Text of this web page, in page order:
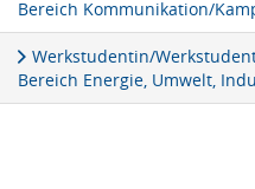
Bereich Kommunikation/
Werkstudentin/
Bereich Energie, Umwelt,